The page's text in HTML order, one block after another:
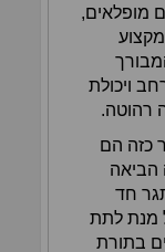
מופלאים,
ויכולת
רהוטה.
כזה הם
הביאה
חד
מנת לתת
בתורת